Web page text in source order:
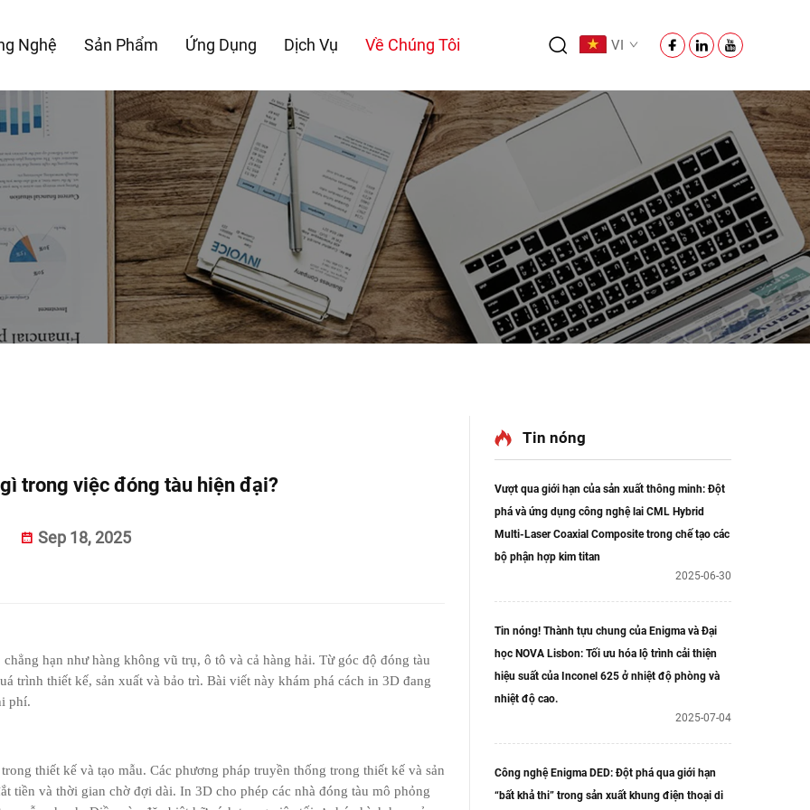
Nghệ Sản Phẩm Ứng Dụng Dịch Vụ Về Chúng Tôi VI
trong việc đóng tàu hiện đại?
Sep 18, 2025
hạn như hàng không vũ trụ, ô tô và cả hàng hải. Từ góc độ đóng tàu
trình thiết kế, sản xuất và bảo trì. Bài viết này khám phá cách in 3D đang
phí.
thiết kế và tạo mẫu. Các phương pháp truyền thống trong thiết kế và sản
tiền và thời gian chờ đợi dài. In 3D cho phép các nhà đóng tàu mô phỏng
Tin nóng
Vượt qua giới hạn của sản xuất thông minh: Đột
phá và ứng dụng công nghệ lai CML Hybrid
Multi-Laser Coaxial Composite trong chế tạo các
bộ phận hợp kim titan
2025-06-30
Tin nóng! Thành tựu chung của Enigma và Đại
học NOVA Lisbon: Tối ưu hóa lộ trình cải thiện
hiệu suất của Inconel 625 ở nhiệt độ phòng và
nhiệt độ cao.
2025-07-04
Công nghệ Enigma DED: Đột phá qua giới hạn
“bất khả thi” trong sản xuất khung điện thoại di